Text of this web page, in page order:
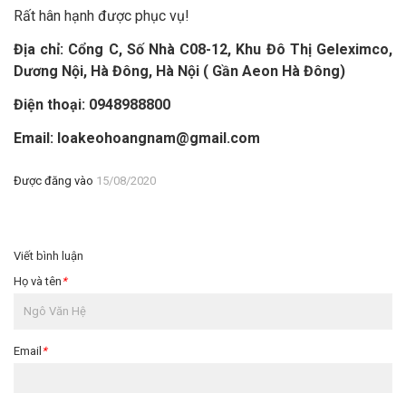
Rất hân hạnh được phục vụ!
Địa chỉ: Cổng C, Số Nhà C08-12, Khu Đô Thị Geleximco,
Dương Nội, Hà Đông, Hà Nội ( Gần Aeon Hà Đông)
Điện thoại: 0948988800
Email: loakeohoangnam@gmail.com
Được đăng vào 15/08/2020
Viết bình luận
Họ và tên *
Email *